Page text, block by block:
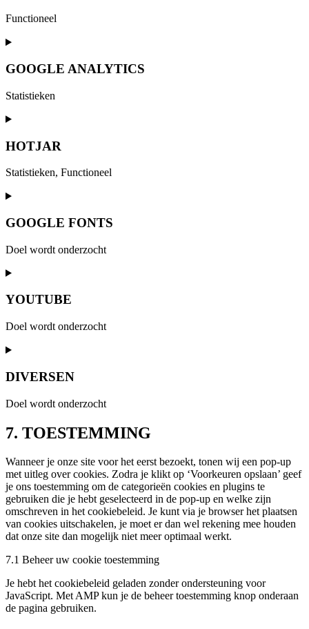
recaptcha
Functioneel
Consent
service
GOOGLE ANALYTICS
Statistieken
Consent
service
analytics
HOTJAR
Statistieken, Functioneel
Consent
service
GOOGLE FONTS
Doel wordt onderzocht
Consent
service
fonts
YOUTUBE
Doel wordt onderzocht
Consent
service
DIVERSEN
Doel wordt onderzocht
Consent
to
diversen
7. TOESTEMMING
Wanneer je onze site voor het eerst bezoekt, tonen wij een pop-up
met uitleg over cookies. Zodra je klikt op ‘Voorkeuren opslaan’ geef
je ons toestemming om de categorieën cookies en plugins te
gebruiken die je hebt geselecteerd in de pop-up en welke zijn
omschreven in het cookiebeleid. Je kunt via je browser het plaatsen
van cookies uitschakelen, je moet er dan wel rekening mee houden
dat onze site dan mogelijk niet meer optimaal werkt.
7.1 Beheer uw cookie toestemming
Je hebt het cookiebeleid geladen zonder ondersteuning voor
JavaScript. Met AMP kun je de beheer toestemming knop onderaan
de pagina gebruiken.